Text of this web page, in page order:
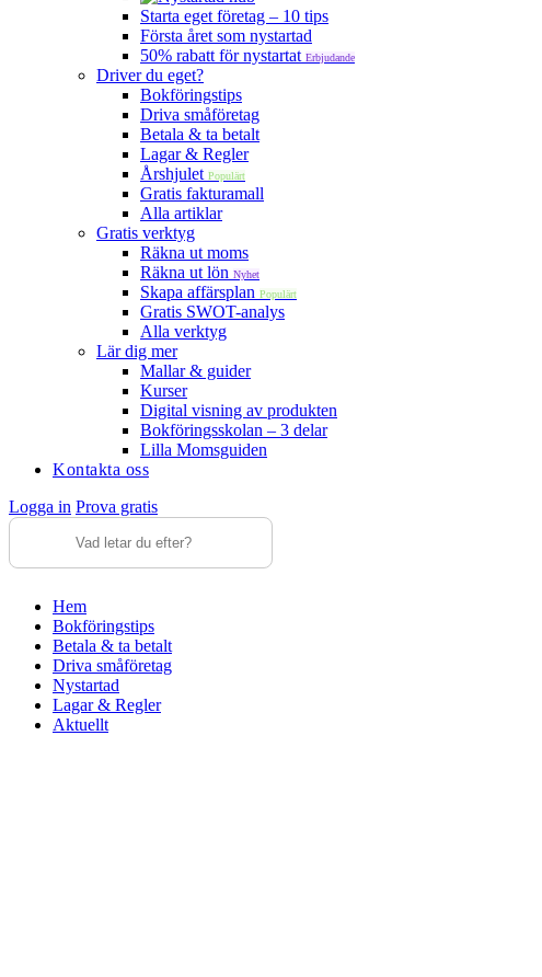
Starta eget företag – 10 tips
Första året som nystartad
50% rabatt för nystartat Erbjudande
Driver du eget?
Bokföringstips
Driva småföretag
Betala & ta betalt
Lagar & Regler
Årshjulet Populärt
Gratis fakturamall
Alla artiklar
Gratis verktyg
Räkna ut moms
Räkna ut lön Nyhet
Skapa affärsplan Populärt
Gratis SWOT-analys
Alla verktyg
Lär dig mer
Mallar & guider
Kurser
Digital visning av produkten
Bokföringsskolan – 3 delar
Lilla Momsguiden
Kontakta oss
Logga in Prova gratis
Hem
Bokföringstips
Betala & ta betalt
Driva småföretag
Nystartad
Lagar & Regler
Aktuellt